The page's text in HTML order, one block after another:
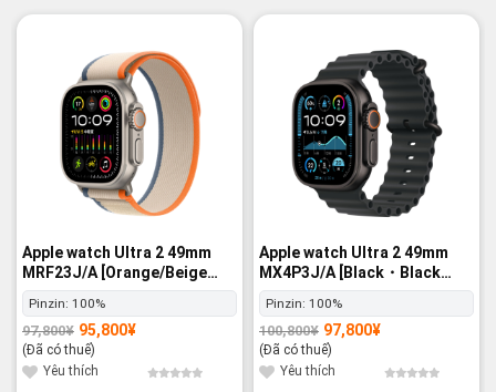
Apple watch Ultra 2 49mm
MRF23J/A [Orange/Beige
Trail Loop M/L] GPS+Cellular
- Nguyên hộp
Pinzin: 100%
97,800¥
Giá
gốc
là:
97,800¥.
95,800¥
Giá
hiện
tại
là:
95,800¥.
(Đã có thuế)
Yêu thích
Apple watch Ultra 2 49mm
MX4P3J/A [Black・Black
Ocean Band] GPS+Cellular -
Nguyên hộp
Pinzin: 100%
100,800¥
Giá
gốc
là:
100,800¥.
97,800¥
Giá
hiện
tại
là:
97,800¥.
(Đã có thuế)
Yêu thích